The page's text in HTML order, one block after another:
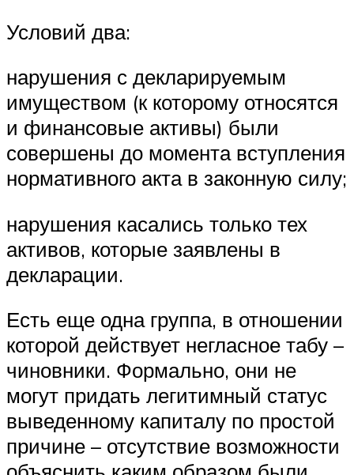
Условий два:
нарушения с декларируемым
имуществом (к которому относятся
и финансовые активы) были
совершены до момента вступления
нормативного акта в законную силу;
нарушения касались только тех
активов, которые заявлены в
декларации.
Есть еще одна группа, в отношении
которой действует негласное табу –
чиновники. Формально, они не
могут придать легитимный статус
выведенному капиталу по простой
причине – отсутствие возможности